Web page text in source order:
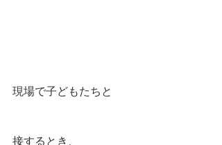
現場で子どもたちと
接するとき、